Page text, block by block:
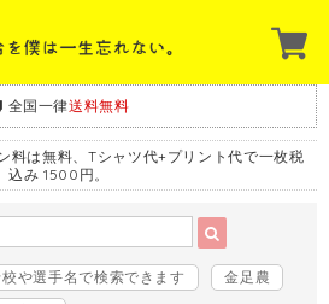
全国一律送料無料
料は無料、Tシャツ代+プリント代で一枚税
込み 1500円。
や選手名で検索できます
金足農